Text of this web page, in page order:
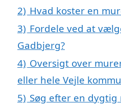
2) Hvad koster en
3) Fordele ved at
Gadbjerg?
4) Oversigt over
eller hele Vejle
5) Søg efter en dygtig